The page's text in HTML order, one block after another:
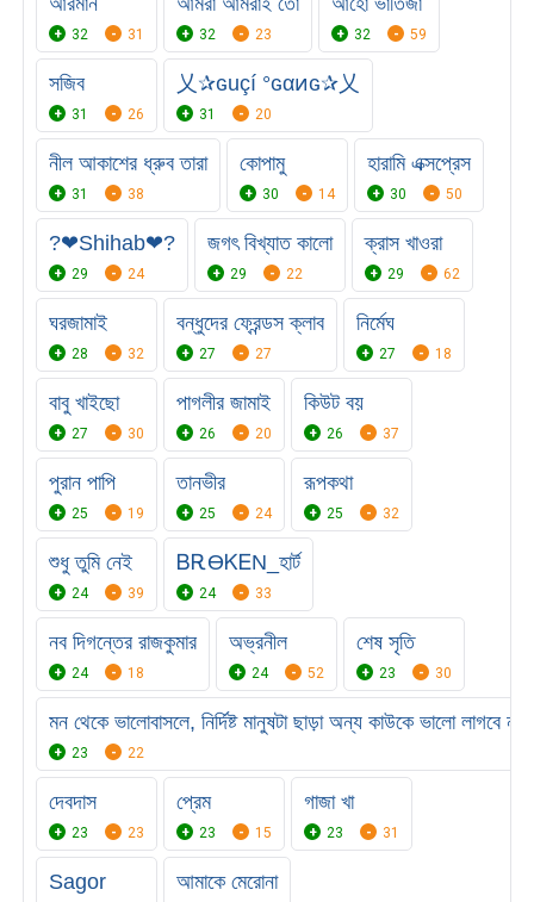
32 31 32 23 32 59
সজিব
31 26
乂✰ɢuçí °ɢαͷɢ✰乂
31 20
নীল আকাশের ধ্রুব তারা
31 38
কোপামু
30 14
হারামি এক্সপ্রেস
30 50
?❤Shihab❤?
29 24
জগৎ বিখ্যাত কালো
29 22
ক্রাস খাওরা
29 62
ঘরজামাই
28 32
বন্ধুদের ফ্রেন্ডস ক্লাব
27 27
নির্মেঘ
27 18
বাবু খাইছো
27 30
পাগলীর জামাই
26 20
কিউট বয়
26 37
পুরান পাপি
25 19
তানভীর
25 24
রূপকথা
25 32
শুধু তুমি নেই
24 39
ᏴᎡϴᏦᎬΝ_হার্ট
24 33
নব দিগন্তের রাজকুমার
24 18
অভ্রনীল
24 52
শেষ সৃতি‌
23 30
মন থেকে ভালোবাসলে, নির্দিষ্ট মানুষটা ছাড়া অন্য কাউকে ভালো লাগবে
23 22
দেবদাস
23 23
প্রেম
23 15
গাজা খা
23 31
Sagor আমাকে মেরোনা